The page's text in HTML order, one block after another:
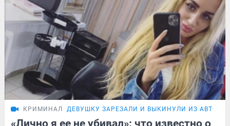
КРИМИНАЛ ДЕВУШКУ ЗАРЕЗАЛИ И ВЫКИНУЛИ ИЗ АВТО
«Лично я ее не убивал»: что известно о